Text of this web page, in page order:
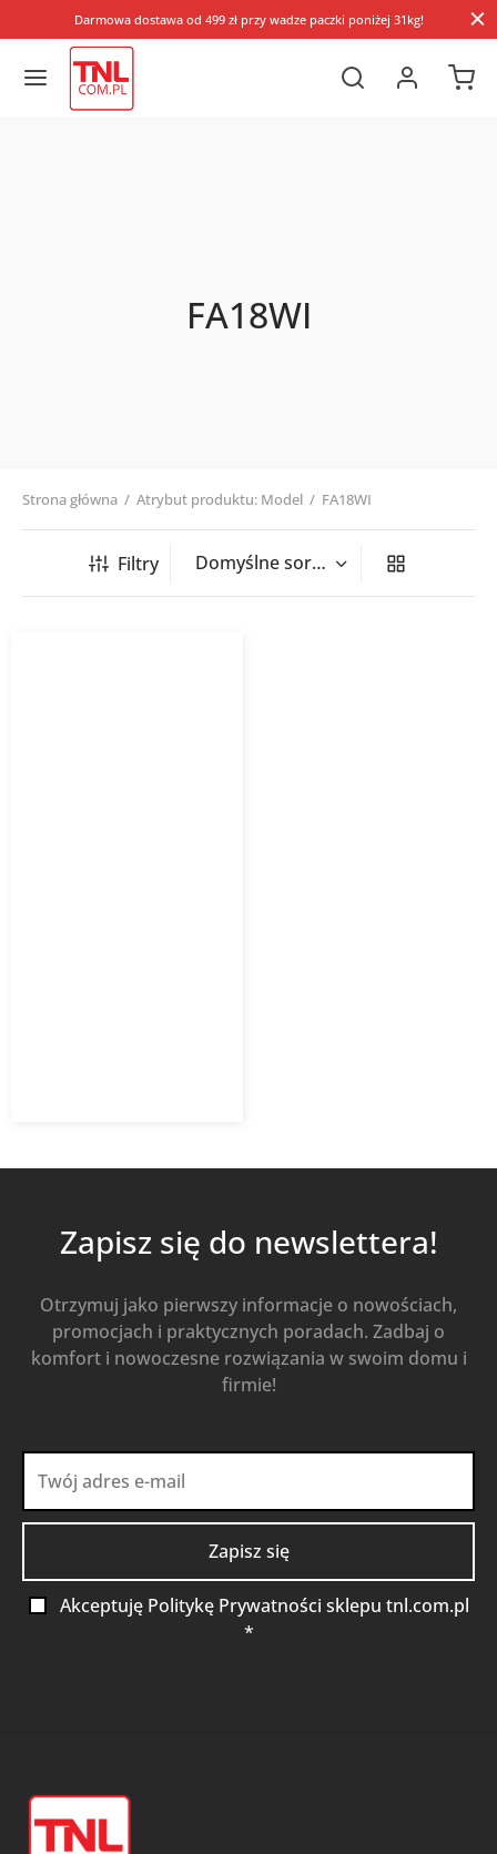
Darmowa dostawa od 499 zł przy wadze paczki poniżej 31kg!
FA18WI
Strona główna / Atrybut produktu: Model / FA18WI
Filtry
Zapisz się do newslettera!
Otrzymuj jako pierwszy informacje o nowościach,
promocjach i praktycznych poradach. Zadbaj o
komfort i nowoczesne rozwiązania w swoim domu i
firmie!
Akceptuję Politykę Prywatności sklepu tnl.com.pl
*